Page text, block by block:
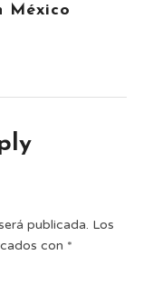
México
publicada. Los
con *